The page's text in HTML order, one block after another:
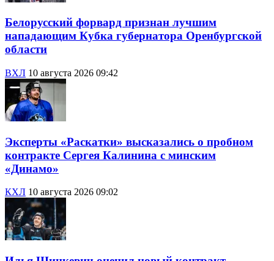
Белорусский форвард признан лучшим
нападающим Кубка губернатора Оренбургской
области
ВХЛ 10 августа 2026 09:42
Эксперты «Раскатки» высказались о пробном
контракте Сергея Калинина с минским
«Динамо»
КХЛ 10 августа 2026 09:02